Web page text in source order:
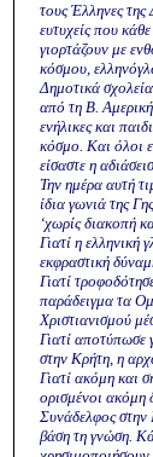
τους Έλληνες
ευτυχείς που
γιορτάζουν με
κόσμου,
Δημοτικά
από τη Β.
ενήλικες και
κόσμο. Και όλοι
είσαστε η
Την ημέρα αυτή
ίδια γωνιά της
‘χωρίς διακοπή
Γιατί η ελληνική
εκφραστική
Γιατί
παράδειγμα τα
Χριστιανισμού
Γιατί αποτύπωσε
στην Κρήτη, η
Γιατί ακόμη και
ορισμένοι ακόμη
Συνάδελφος στην
βάση τη γνώση.